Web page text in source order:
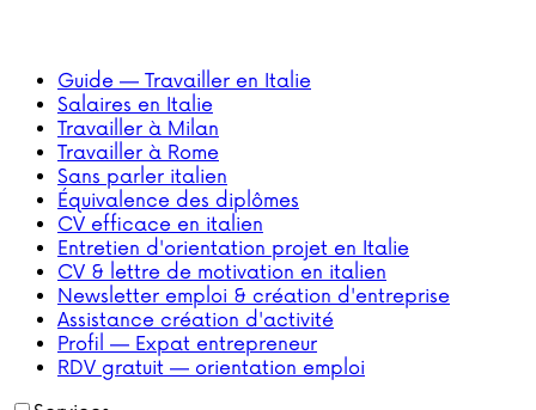
Guide — Travailler en Italie
Salaires en Italie
Travailler à Milan
Travailler à Rome
Sans parler italien
Équivalence des diplômes
CV efficace en italien
Entretien d'orientation projet en Italie
CV & lettre de motivation en italien
Newsletter emploi & création d'entreprise
Assistance création d'activité
Profil — Expat entrepreneur
RDV gratuit — orientation emploi